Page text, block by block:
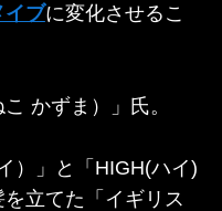
イブに変化させるこ
かずま）」氏。
）」と「HIGH(ハイ)
立てた「イギリス